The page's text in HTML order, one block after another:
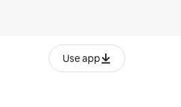
Use app